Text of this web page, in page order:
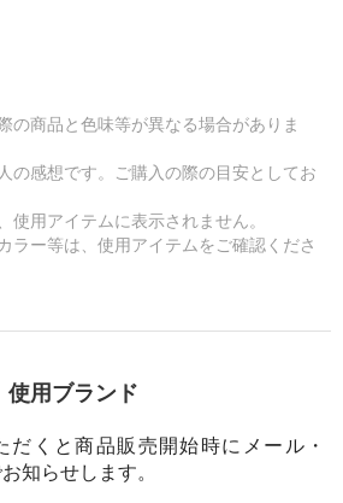
の商品と色味等が異なる場合がありま
の感想です。ご購入の際の目安としてお
用アイテムに表示されません。
ラー等は、使用アイテムをご確認くださ
使用ブランド
だくと商品販売開始時にメール・
知らせします。